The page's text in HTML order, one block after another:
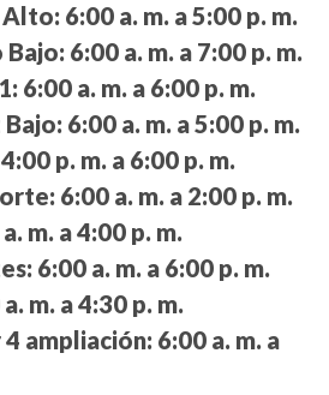
Alto: 6:00 a. m. a 5:00 p. m.
Bajo: 6:00 a. m. a 7:00 p. m.
6:00 a. m. a 6:00 p. m.
6:00 a. m. a 5:00 p. m.
4:00 p. m. a 6:00 p. m.
6:00 a. m. a 2:00 p. m.
m. a 4:00 p. m.
6:00 a. m. a 6:00 p. m.
m. a 4:30 p. m.
ampliación: 6:00 a. m. a